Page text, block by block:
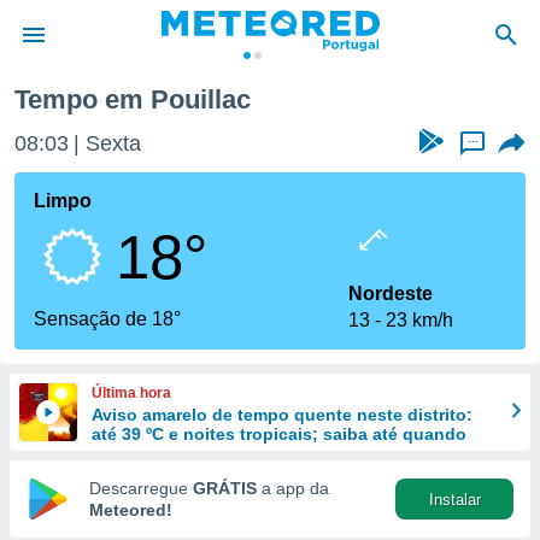
da
foi
fornecidas
a este
das
e
forma
digital
Tempo em Pouillac
08:03 Sexta ...
Limpo
18°
Sensação de 18°
Nordeste
13
23 km/h
Última hora
Aviso amarelo de tempo quente neste distrito:
até 39 ºC e noites tropicais; saiba até quando
Descarregue GRÁTIS a app da
Meteored!
Instalar